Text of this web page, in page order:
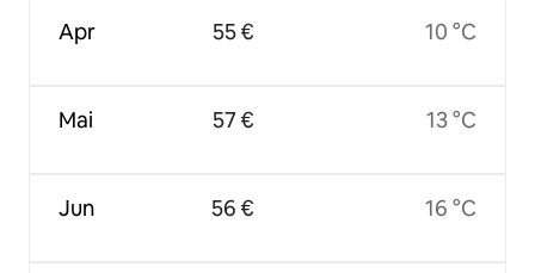
Apr
Mai
Jun
55 €
57 €
56 €
10 °C
13 °C
16 °C